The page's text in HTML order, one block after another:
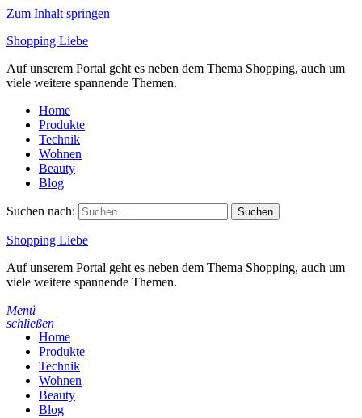
Zum Inhalt springen
Shopping Liebe
Auf unserem Portal geht es neben dem Thema Shopping, auch um
viele weitere spannende Themen.
Home
Produkte
Technik
Wohnen
Beauty
Blog
Suchen nach:
Shopping Liebe
Auf unserem Portal geht es neben dem Thema Shopping, auch um
viele weitere spannende Themen.
Menü
schließen
Home
Produkte
Technik
Wohnen
Beauty
Blog